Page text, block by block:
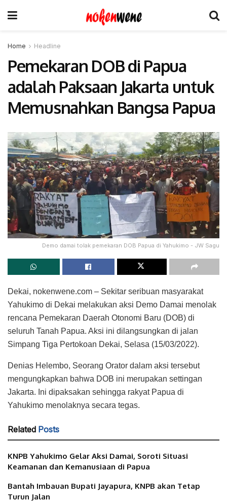
Home Headline
Pemekaran DOB di Papua
adalah Paksaan Jakarta untuk
Memusnahkan Bangsa Papua
Demo damai tolak pemekaran DOB Papua di Yahukimo - JW Sagu
Dekai, nokenwene.com – Sekitar seribuan masyarakat
Yahukimo di Dekai melakukan aksi Demo Damai menolak
rencana Pemekaran Daerah Otonomi Baru (DOB) di
seluruh Tanah Papua. Aksi ini dilangsungkan di jalan
Simpang Tiga Pertokoan Dekai, Selasa (15/03/2022).
Denias Helembo, Seorang Orator dalam aksi tersebut
mengungkapkan bahwa DOB ini merupakan settingan
Jakarta. Ini dipaksakan sehingga rakyat Papua di
Yahukimo menolaknya secara tegas.
Related Posts
KNPB Yahukimo Gelar Aksi Damai, Soroti Situasi
Keamanan dan Kemanusiaan di Papua
Bantah Imbauan Bupati Jayapura, KNPB akan Tetap
Turun Jalan